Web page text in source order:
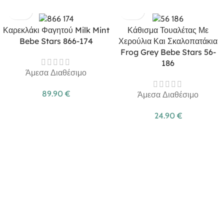
Καρεκλάκι Φαγητού Milk Mint
Bebe Stars 866-174
Άμεσα Διαθέσιμο
89.90 €
Κάθισμα Τουαλέτας Με
Χερούλια Και Σκαλοπατάκια
Frog Grey Bebe Stars 56-
186
Άμεσα Διαθέσιμο
24.90 €